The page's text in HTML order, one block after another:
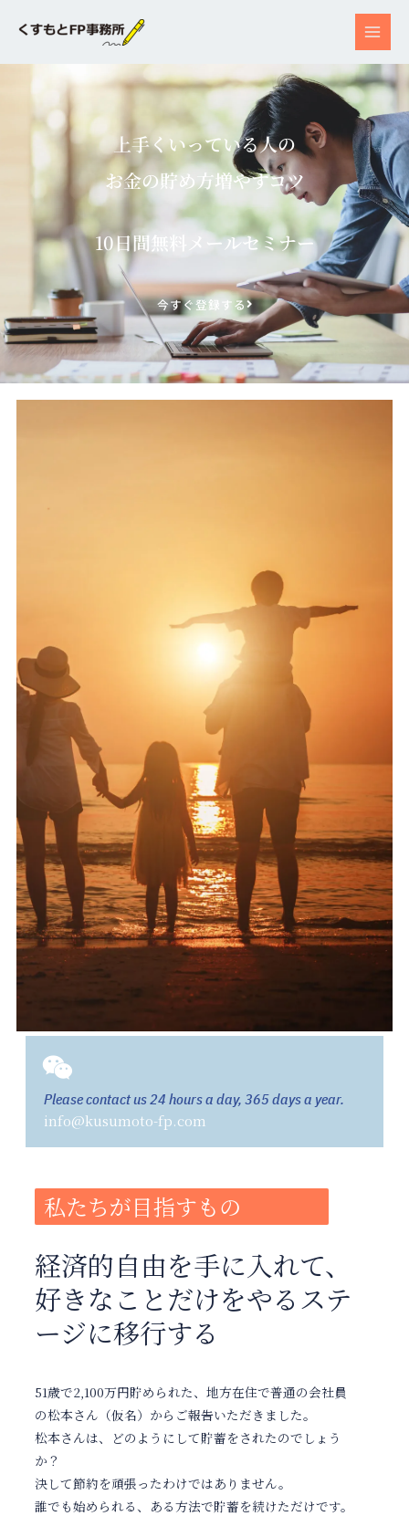
上手くいっている人の
お金の貯め方増やすコツ
10日間無料メールセミナー
今すぐ登録する
Please contact us 24 hours a day, 365 days a year.
info@kusumoto-fp.com
私たちが目指すもの
経済的自由を手に入れて、
好きなことだけをやるステ
ージに移行する
51歳で2,100万円貯められた、地方在住で普通の会社員
の松本さん（仮名）からご報告いただきました。
松本さんは、どのようにして貯蓄をされたのでしょう
か？
決して節約を頑張ったわけではありません。
誰でも始められる、ある方法で貯蓄を続けただけです。